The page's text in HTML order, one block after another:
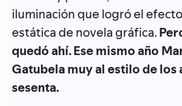
iluminación que logró el
estática de novela gráfica.
quedó ahí. Ese mismo año
Gatubela muy al estilo de los
sesenta.